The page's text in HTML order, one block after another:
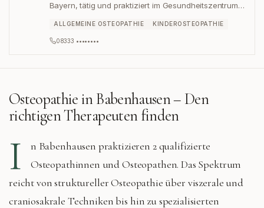
Bayern, tätig und praktiziert im Gesundheitszentrum
ALLGEMEINE OSTEOPATHIE KINDEROSTEOPATHIE
08333 ••••••••
Osteopathie inBabenhausen– Den
richtigen Therapeuten finden
I n Babenhausen praktizieren 2 qualifizierte
Osteopathinnen und Osteopathen. Das Spektrum
reicht von struktureller Osteopathie über viszerale und
craniosakrale Techniken bis hin zu spezialisierten